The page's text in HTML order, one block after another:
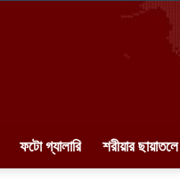
ফটো গ্যালারি শরীয়ার ছায়াতলে